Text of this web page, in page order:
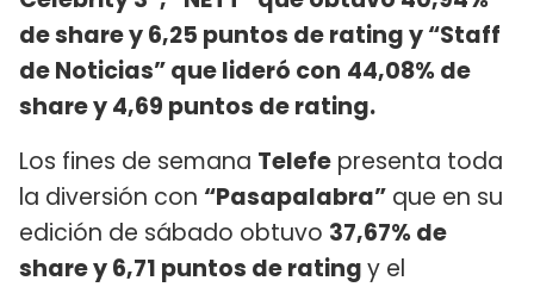
de share y 6,25 puntos de rating y “Staff
de Noticias” que lideró con 44,08% de
share y 4,69 puntos de rating.
Los fines de semana Telefe presenta toda
la diversión con “Pasapalabra” que en su
edición de sábado obtuvo 37,67% de
share y 6,71 puntos de ratingy el